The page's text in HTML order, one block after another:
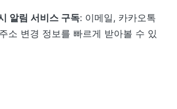
알림 서비스 구독: 이메일, 카카오톡
소 변경 정보를 빠르게 받아볼 수 있